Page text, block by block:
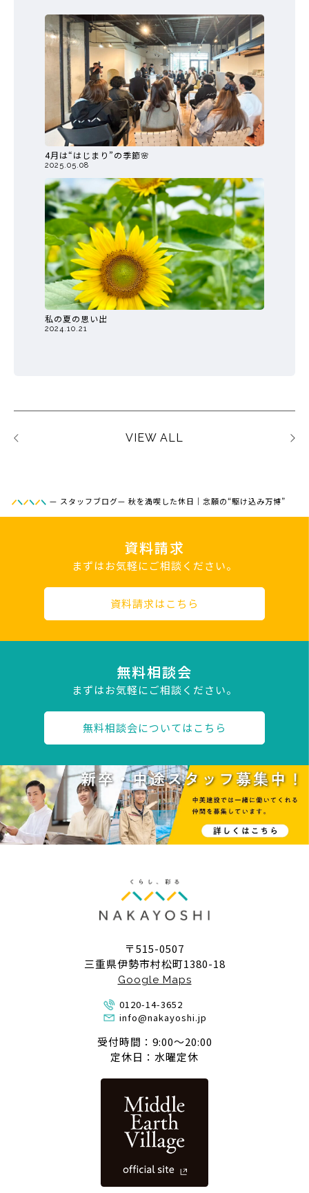
4月は“はじまり”の季節🌸
2025.05.08
私の夏の思い出
2024.10.21
VIEW ALL
— スタッフブログ— 秋を満喫した休日｜念願の“駆け込み万博”
資料請求
まずはお気軽にご相談ください。
資料請求はこちら
無料相談会
まずはお気軽にご相談ください。
無料相談会についてはこちら
〒515-0507
三重県伊勢市村松町1380-18
Google Maps
0120-14-3652
info@nakayoshi.jp
受付時間：9:00〜20:00
定休日：水曜定休